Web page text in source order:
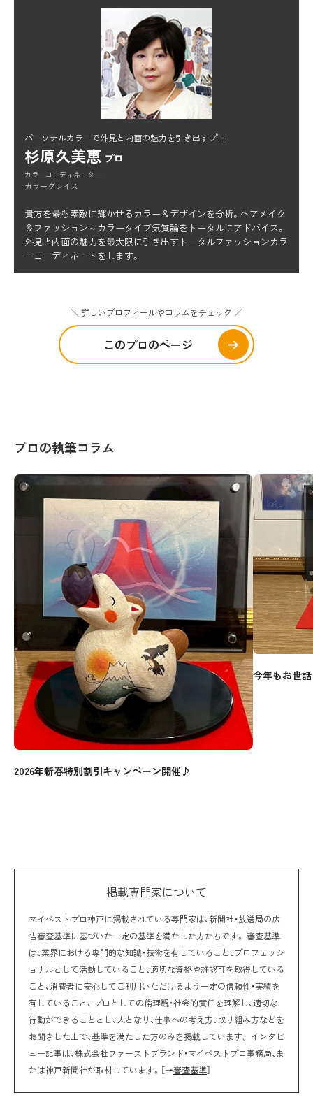
パーソナルカラーで外見と内面の魅力を引き出すプロ
杉原久美恵 プロ
カラーコーディネーター
カラーグレイス
貴方を最も素敵に輝かせるカラー＆デザインを分析。ヘアメイク
＆ファッション～カラータイプ気質論をトータルにアドバイス。
外見と内面の魅力を最大限に引き出すトータルファッションカラ
ーコーディネートをします。
＼ 詳しいプロフィールやコラムをチェック ／
このプロのページ
プロの執筆コラム
2026年新春特別割引キャンペーン開催♪
今年もお世
掲載専門家について
マイベストプロ神戸に掲載されている専門家は、新聞社・放送局の広
告審査基準に基づいた一定の基準を満たした方たちです。 審査基準
は、業界における専門的な知識・技術を有していること、プロフェッシ
ョナルとして活動していること、適切な資格や許認可を取得している
こと、消費者に安心してご利用いただけるよう一定の信頼性・実績を
有していること、 プロとしての倫理観・社会的責任を理解し、適切な
行動ができることとし、人となり、仕事への考え方、取り組み方などを
お聞きした上で、基準を満たした方のみを掲載しています。 インタビ
ュー記事は、株式会社ファーストブランド・マイベストプロ事務局、ま
たは神戸新聞社が取材しています。［→審査基準］